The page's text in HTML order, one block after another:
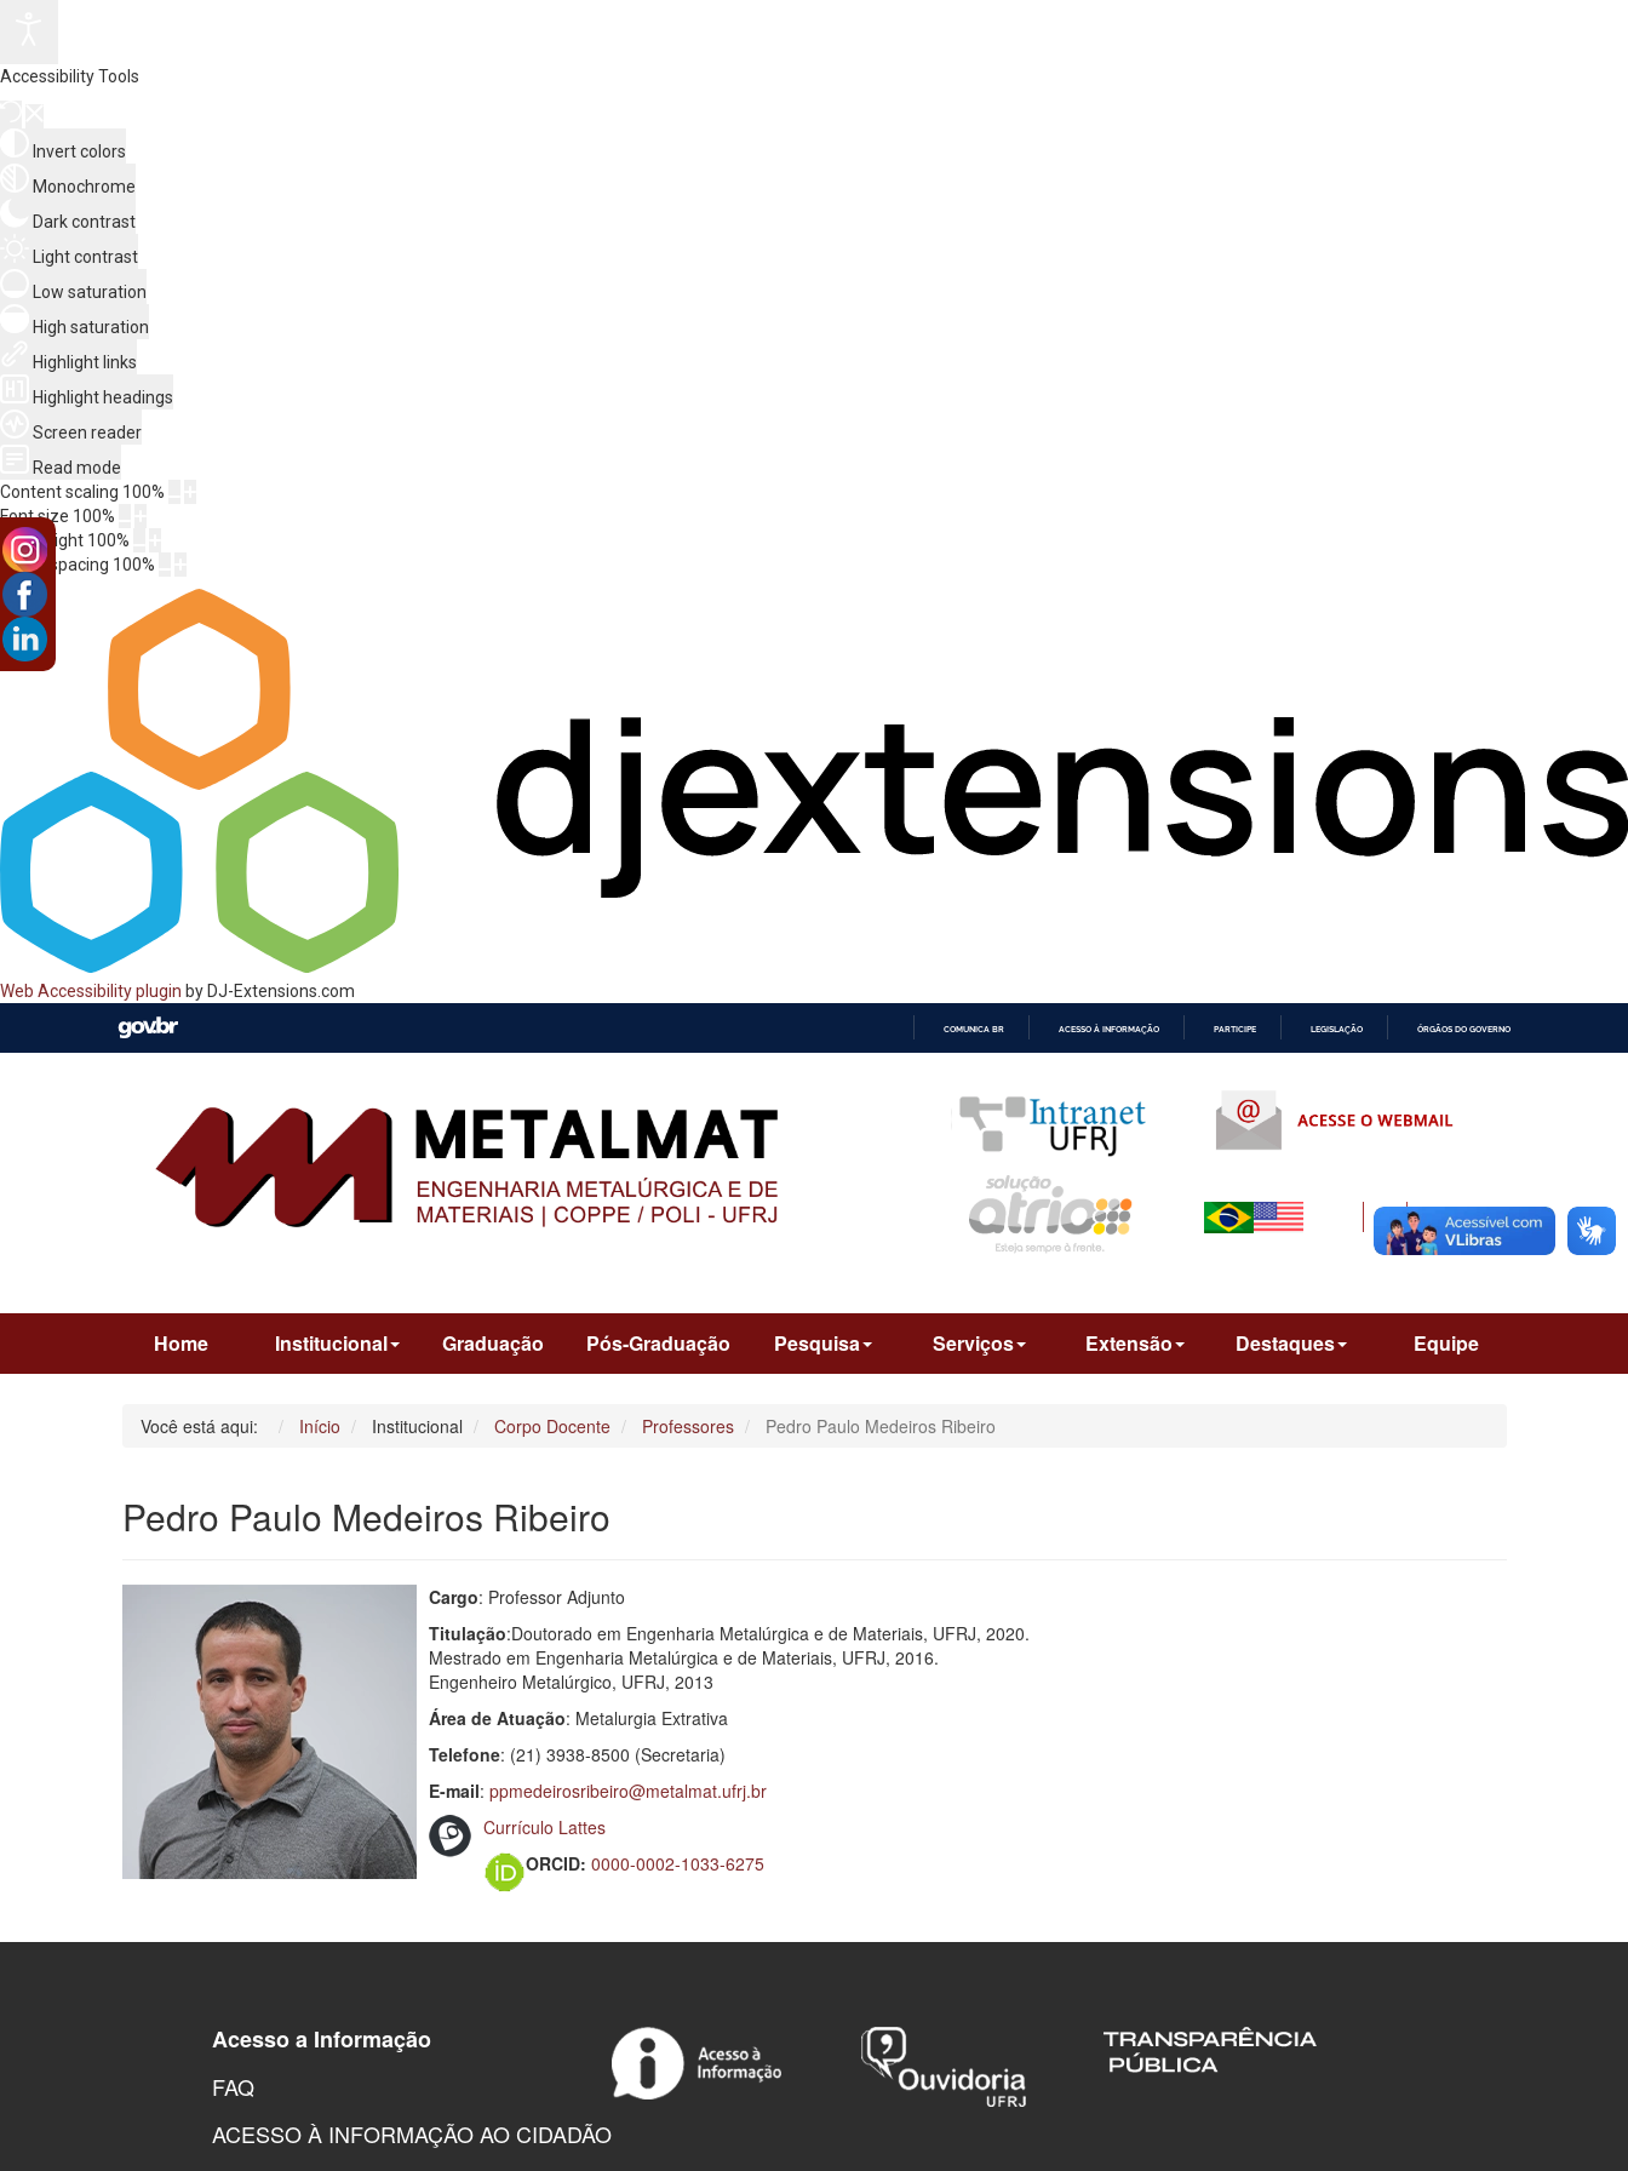
Accessibility Tools
Invert colors
Monochrome
Dark contrast
Light contrast
Low saturation
High saturation
Highlight links
Highlight headings
Screen reader
Read mode
Content scaling 100%
Font size 100%
Line height 100%
Letter spacing 100%
Web Accessibility plugin by DJ-Extensions.com
COMUNICA BR ACESSO À INFORMAÇÃO PARTICIPE LEGISLAÇÃO ÓRGÃOS DO GOVERNO
Home Institucional Graduação Pós-Graduação Pesquisa Serviços Extensão Destaques Equipe
Você está aqui: Início Institucional Corpo Docente Professores Pedro Paulo Medeiros Ribeiro
Pedro Paulo Medeiros Ribeiro
Cargo: Professor Adjunto
Titulação:Doutorado em Engenharia Metalúrgica e de Materiais, UFRJ, 2020.
Mestrado em Engenharia Metalúrgica e de Materiais, UFRJ, 2016.
Engenheiro Metalúrgico, UFRJ, 2013
Área de Atuação: Metalurgia Extrativa
Telefone: (21) 3938-8500 (Secretaria)
E-mail: ppmedeirosribeiro@metalmat.ufrj.br
Currículo Lattes
ORCID: 0000-0002-1033-6275
Acesso a Informação
FAQ
ACESSO À INFORMAÇÃO AO CIDADÃO